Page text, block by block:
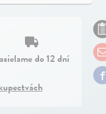
do 12 dní